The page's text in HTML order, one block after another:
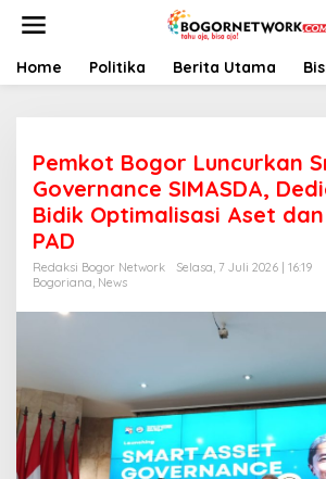
t
Home Politika Berita Utama
Pemkot Bogor Luncurkan
Governance SIMASDA,
Bidik Optimalisasi Aset
PAD
Redaksi Bogor Network
Selasa, 7 Juli 2026 | 16:19
Bogoriana, News